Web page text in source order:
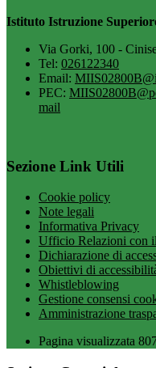
Istituto Istruzione
Via Gorki, 100 -
Tel: 026122340
Email:
PEC:
mail
Sezione Link Utili
Cookie policy
Note legali
Informativa Privacy
Ufficio Relazioni con
Dichiarazione di
Obiettivi di
Whistleblowing
Gestione consensi
Amministrazione
Pagina visualizzata